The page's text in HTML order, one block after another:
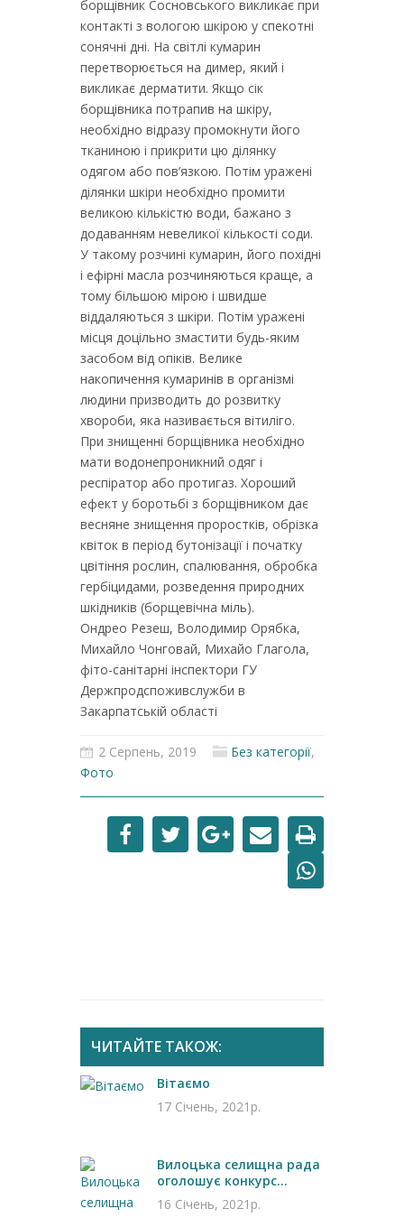
борщівник Сосновського викликає при
контакті з вологою шкірою у спекотні
сонячні дні. На світлі кумарин
перетворюється на димер, який і
викликає дерматити. Якщо сік
борщівника потрапив на шкіру,
необхідно відразу промокнути його
тканиною і прикрити цю ділянку
одягом або пов’язкою. Потім уражені
ділянки шкіри необхідно промити
великою кількістю води, бажано з
додаванням невеликої кількості соди.
У такому розчині кумарин, його похідні
і ефірні масла розчиняються краще, а
тому більшою мірою і швидше
віддаляються з шкіри. Потім уражені
місця доцільно змастити будь-яким
засобом від опіків. Велике
накопичення кумаринів в організмі
людини призводить до розвитку
хвороби, яка називається вітиліго.
При знищенні борщівника необхідно
мати водонепроникний одяг і
респіратор або протигаз. Хороший
ефект у боротьбі з борщівником дає
весняне знищення проростків, обрізка
квіток в період бутонізації і початку
цвітіння рослин, спалювання, обробка
гербіцидами, розведення природних
шкідників (борщевічна міль).
Ондрео Резеш, Володимир Орябка,
Михайло Чонговай, Михайо Глагола,
фіто-санітарні інспектори ГУ
Держпродспоживслужби в
Закарпатській області
2 Серпень, 2019 Без категорії,
Фото
ЧИТАЙТЕ ТАКОЖ:
Вітаємо
17 Січень, 2021р.
Вилоцька селищна рада
оголошує конкурс...
16 Січень, 2021р.